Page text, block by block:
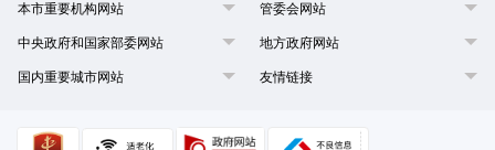
本市重要机构网站 管委会网站
中央政府和国家部委网站 地方政府网站
国内重要城市网站 友情链接